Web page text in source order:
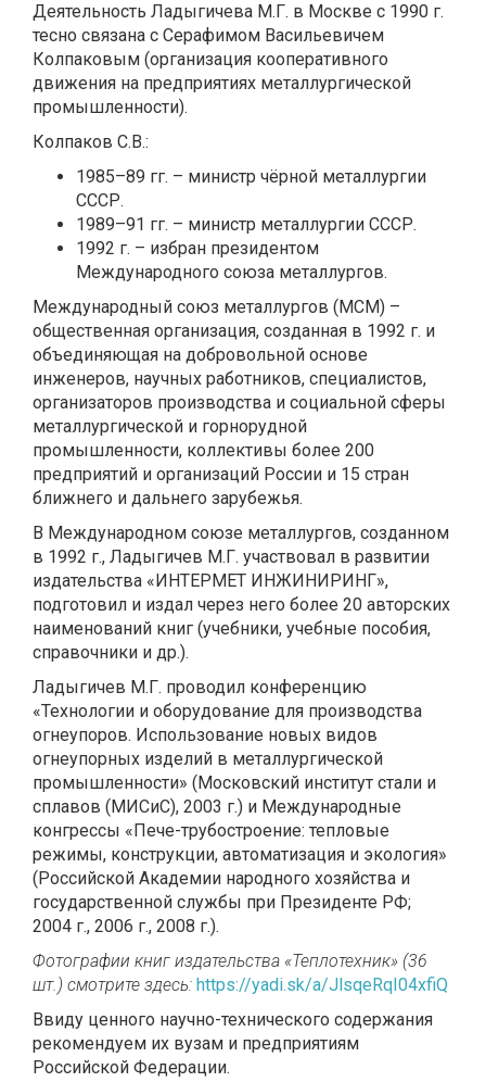
Деятельность Ладыгичева М.Г. в Москве с 1990 г.
тесно связана с Серафимом Васильевичем
Колпаковым (организация кооперативного
движения на предприятиях металлургической
промышленности).
Колпаков С.В.:
1985–89 гг. – министр чёрной металлургии
СССР.
1989–91 гг. – министр металлургии СССР.
1992 г. – избран президентом
Международного союза металлургов.
Международный союз металлургов (МСМ) –
общественная организация, созданная в 1992 г. и
объединяющая на добровольной основе
инженеров, научных работников, специалистов,
организаторов производства и социальной сферы
металлургической и горнорудной
промышленности, коллективы более 200
предприятий и организаций России и 15 стран
ближнего и дальнего зарубежья.
В Международном союзе металлургов, созданном
в 1992 г., Ладыгичев М.Г. участвовал в развитии
издательства «ИНТЕРМЕТ ИНЖИНИРИНГ»,
подготовил и издал через него более 20 авторских
наименований книг (учебники, учебные пособия,
справочники и др.).
Ладыгичев М.Г. проводил конференцию
«Технологии и оборудование для производства
огнеупоров. Использование новых видов
огнеупорных изделий в металлургической
промышленности» (Московский институт стали и
сплавов (МИСиС), 2003 г.) и Международные
конгрессы «Пече-трубостроение: тепловые
режимы, конструкции, автоматизация и экология»
(Российской Академии народного хозяйства и
государственной службы при Президенте РФ;
2004 г., 2006 г., 2008 г.).
Фотографии книг издательства «Теплотехник» (36
шт.) смотрите здесь: https://yadi.sk/a/JlsqeRqI04xfiQ
Ввиду ценного научно-технического содержания
рекомендуем их вузам и предприятиям
Российской Федерации.